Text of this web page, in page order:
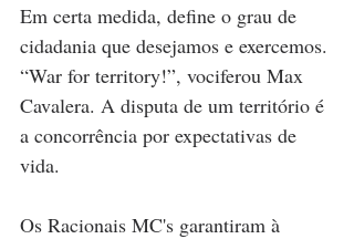
Em certa medida, define o grau de
cidadania que desejamos e exercemos.
“War for territory!”, vociferou Max
Cavalera. A disputa de um território é
a concorrência por expectativas de
vida.
Os Racionais MC's garantiram à